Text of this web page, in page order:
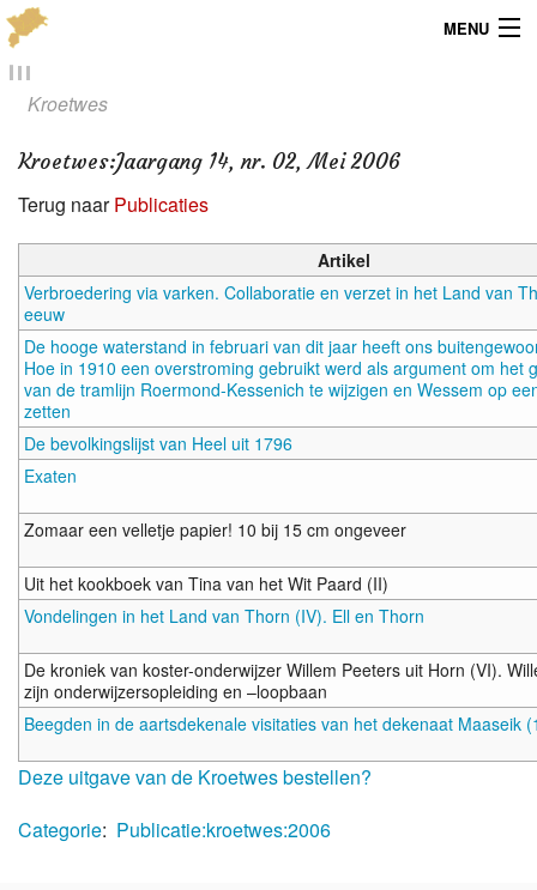
MENU
Menu
Dialect
Locaties
Kaarten
Overig
Verenigingsinfo
Kroetwes
Kroetwes:Jaargang 14, nr. 02, Mei 2006
Terug naarPublicaties
Artikel
Verbroedering via varken. Collaboratie en verzet in het Land van
eeuw
De hooge waterstand in februari van dit jaar heeft ons
Hoe in 1910 een overstroming gebruikt werd als argument om het
van de tramlijn Roermond-Kessenich te wijzigen en Wessem op
zetten
De bevolkingslijst van Heel uit 1796
Exaten
Zomaar een velletje papier! 10 bij 15 cm ongeveer
Uit het kookboek van Tina van het Wit Paard (II)
Vondelingen in het Land van Thorn (IV). Ell en Thorn
De kroniek van koster-onderwijzer Willem Peeters uit Horn (VI).
zijn onderwijzersopleiding en –loopbaan
Beegden in de aartsdekenale visitaties van het dekenaat Maaseik
Deze uitgave van de Kroetwes bestellen?
Categorie: Publicatie:kroetwes:2006